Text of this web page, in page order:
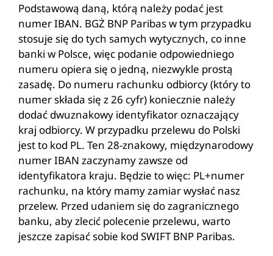
Podstawową daną, którą należy podać jest
numer IBAN. BGŻ BNP Paribas w tym przypadku
stosuje się do tych samych wytycznych, co inne
banki w Polsce, więc podanie odpowiedniego
numeru opiera się o jedną, niezwykle prostą
zasadę. Do numeru rachunku odbiorcy (który to
numer składa się z 26 cyfr) koniecznie należy
dodać dwuznakowy identyfikator oznaczający
kraj odbiorcy. W przypadku przelewu do Polski
jest to kod PL. Ten 28-znakowy, międzynarodowy
numer IBAN zaczynamy zawsze od
identyfikatora kraju. Będzie to więc: PL+numer
rachunku, na który mamy zamiar wysłać nasz
przelew. Przed udaniem się do zagranicznego
banku, aby zlecić polecenie przelewu, warto
jeszcze zapisać sobie kod SWIFT BNP Paribas.